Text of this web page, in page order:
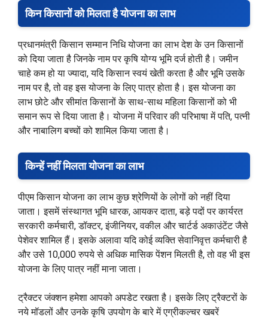
किन किसानों को मिलता है योजना का लाभ
प्रधानमंत्री किसान सम्मान निधि योजना का लाभ देश के उन किसानों
को दिया जाता है जिनके नाम पर कृषि योग्य भूमि दर्ज होती है। जमीन
चाहे कम हो या ज्यादा, यदि किसान स्वयं खेती करता है और भूमि उसके
नाम पर है, तो वह इस योजना के लिए पात्र होता है। इस योजना का
लाभ छोटे और सीमांत किसानों के साथ-साथ महिला किसानों को भी
समान रूप से दिया जाता है। योजना में परिवार की परिभाषा में पति, पत्नी
और नाबालिग बच्चों को शामिल किया जाता है।
किन्हें नहीं मिलता योजना का लाभ
पीएम किसान योजना का लाभ कुछ श्रेणियों के लोगों को नहीं दिया
जाता। इसमें संस्थागत भूमि धारक, आयकर दाता, बड़े पदों पर कार्यरत
सरकारी कर्मचारी, डॉक्टर, इंजीनियर, वकील और चार्टर्ड अकाउंटेंट जैसे
पेशेवर शामिल हैं। इसके अलावा यदि कोई व्यक्ति सेवानिवृत्त कर्मचारी है
और उसे 10,000 रुपये से अधिक मासिक पेंशन मिलती है, तो वह भी इस
योजना के लिए पात्र नहीं माना जाता।
ट्रैक्टर जंक्शन हमेशा आपको अपडेट रखता है। इसके लिए ट्रैक्टरों के
नये मॉडलों और उनके कृषि उपयोग के बारे में एग्रीकल्चर खबरें